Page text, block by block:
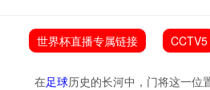
世界杯直播专属链接 CCTV5
在足球历史的长河中，门将这一位